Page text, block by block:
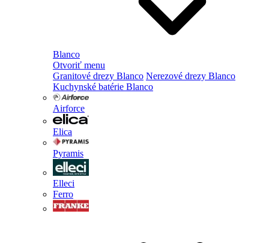
Blanco
Otvoriť menu
Granitové drezy Blanco Nerezové drezy Blanco
Kuchynské batérie Blanco
Airforce
Elica
Pyramis
Elleci
Ferro